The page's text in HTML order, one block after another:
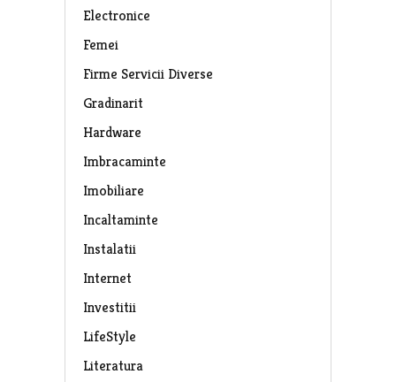
Electronice
Femei
Firme Servicii Diverse
Gradinarit
Hardware
Imbracaminte
Imobiliare
Incaltaminte
Instalatii
Internet
Investitii
LifeStyle
Literatura